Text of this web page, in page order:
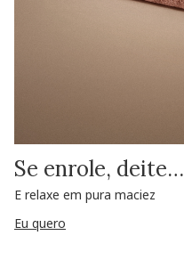
Se enrole, deite…
E relaxe em pura maciez
Eu quero